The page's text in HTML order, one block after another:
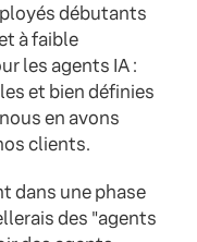
débutants
à faible
les agents IA :
et bien définies
en avons
clients.
dans une phase
des "agents